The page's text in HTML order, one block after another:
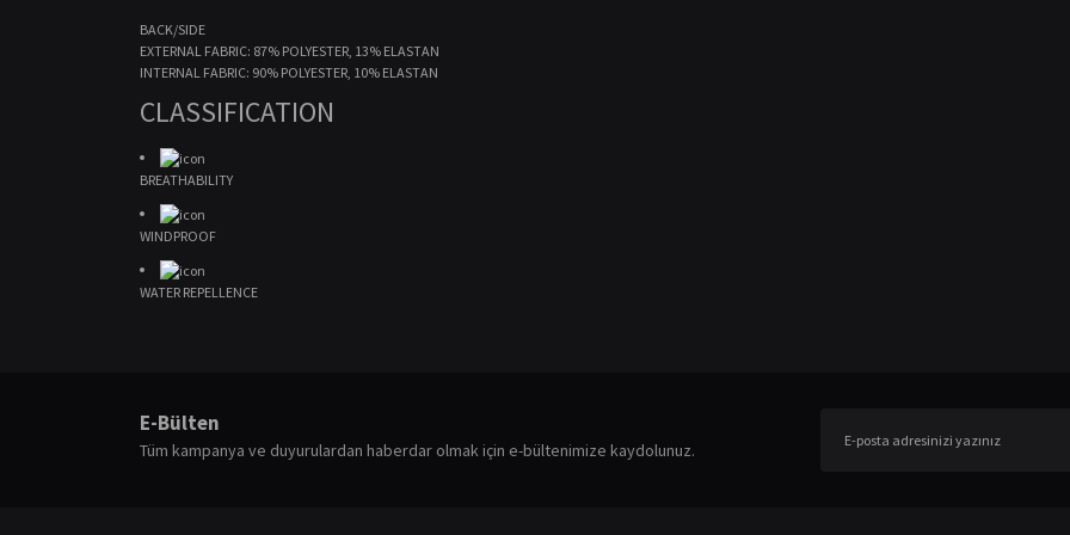
BACK/SIDE
EXTERNAL FABRIC: 87% POLYESTER, 13% ELASTAN
INTERNAL FABRIC: 90% POLYESTER, 10% ELASTAN
CLASSIFICATION
BREATHABILITY
WINDPROOF
WATER REPELLENCE
Ürün resmi kalitesiz, bozuk veya görüntülenemiyor.
E-Bülten
Tüm kampanya ve duyurulardan haberdar olmak için e-bültenimize kaydolunuz.